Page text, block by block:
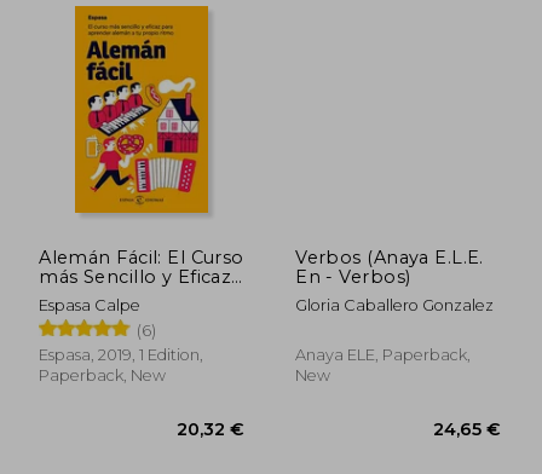
Alemán Fácil: El Curso
más Sencillo y Eficaz
Para Aprender
Alemán a tu Propio
Ritmo (in Spanish)
Espasa Calpe
(6)
Espasa, 2019, 1 Edition,
Paperback, New
Verbos (Anaya E.L.E.
En - Verbos)
Gloria Caballero Gonzalez
Anaya ELE, Paperback,
New